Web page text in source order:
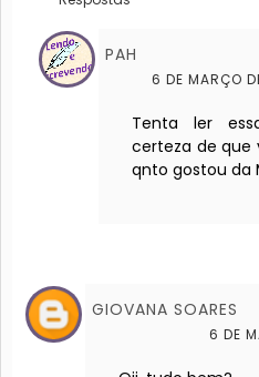
PAH
6 DE MARÇO
Tenta ler
certeza de que
qnto gostou da
GIOVANA SOARES
6 DE